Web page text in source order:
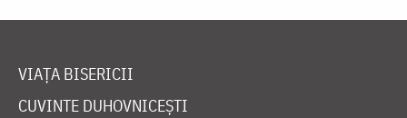
VIAȚA BISERICII
CUVINTE DUHOVNICEȘTI